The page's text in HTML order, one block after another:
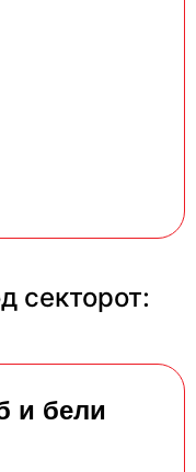
секторот:
и бели